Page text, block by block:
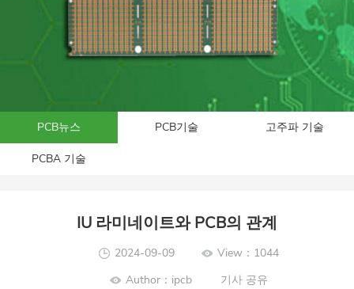
PCB뉴스 PCB기술 고주파 기술
PCBA 기술
IU 라미네이트와 PCB의 관계
2024-09-09
View：1044
Author：ipcb 기사 공유